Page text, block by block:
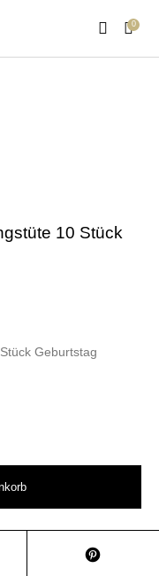
0
Mützen / Beanies und
10 Stück
Geburtstag